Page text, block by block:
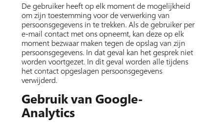
De gebruiker heeft op elk moment de mogelijkheid
om zijn toestemming voor de verwerking van
persoonsgegevens in te trekken. Als de gebruiker per
e-mail contact met ons opneemt, kan deze op elk
moment bezwaar maken tegen de opslag van zijn
persoonsgegevens. In dat geval kan het gesprek niet
worden voortgezet. In dit geval worden alle tijdens
het contact opgeslagen persoonsgegevens
verwijderd.
Gebruik van Google-
Analytics